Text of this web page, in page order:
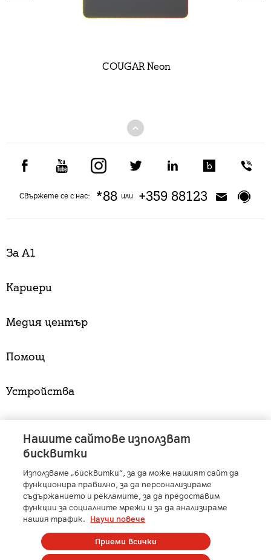
COUGAR Neon
Свържете се с нас: *88или +359 88123
За А1
Кариери
Медия център
Помощ
Устройства
A1 Austria - A1 Croatia - A1 Serbia - A1 Belarus
A1 Bulgaria
- A1 Macedonia - A1 Slovenia
A1 Digital
- Member of A1 Group
Copyright © 2025 А1 България. | Protected by reCAPTCHA
Нашите сайтове използват
бисквитки
Използваме „бисквитки“, за да може нашият сайт да
функционира правилно, за да персонализираме
съдържанието и рекламите, за да предоставим
функции за социалните мрежи и за да анализираме
нашия трафик.
Научи повече
Приеми всички